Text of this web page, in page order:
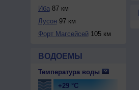
Иба87 км
Лусон 97 км
Форт Магсейсей 105 км
ВОДОЕМЫ
Температура воды
+29 °C